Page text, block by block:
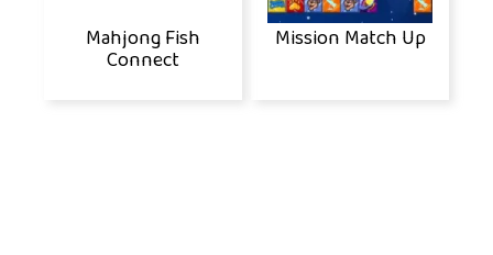
Mahjong Fish
Connect
Mission Match Up